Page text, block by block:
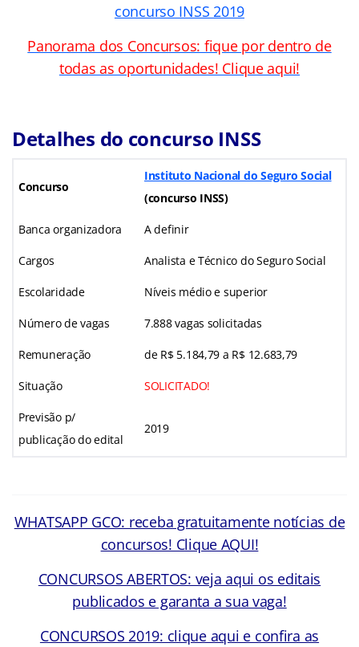
concurso INSS 2019
Panorama dos Concursos: fique por dentro de
todas as oportunidades! Clique aqui!
Detalhes do concurso INSS
Concurso
Instituto Nacional do Seguro Social
(concurso INSS)
Banca organizadora A definir
Cargos Analista e Técnico do Seguro Social
Escolaridade Níveis médio e superior
Número de vagas 7.888 vagas solicitadas
Remuneração de R$ 5.184,79 a R$ 12.683,79
Situação SOLICITADO!
Previsão p/
publicação do edital
2019
WHATSAPP GCO: receba gratuitamente notícias de
concursos! Clique AQUI!
CONCURSOS ABERTOS: veja aqui os editais
publicados e garanta a sua vaga!
CONCURSOS 2019: clique aqui e confira as